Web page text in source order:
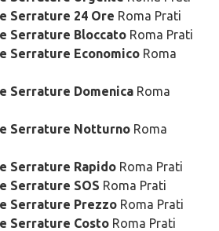
Serrature 24 Ore Roma Prati
Serrature Bloccato Roma Prati
Serrature Economico Roma
Serrature Domenica Roma
Serrature Notturno Roma
Serrature Rapido Roma Prati
Serrature SOS Roma Prati
Serrature Prezzo Roma Prati
Serrature Costo Roma Prati